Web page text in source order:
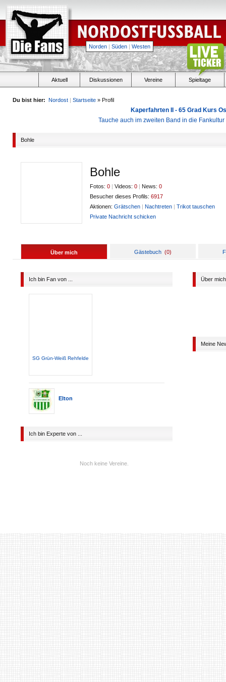
Norden | Süden | Westen
Aktuell Diskussionen Vereine Spieltage
Du bist hier: Nordost | Startseite » Profil
Kaperfahrten II - 65 Grad Kurs
Tauche auch im zweiten Band in die
Bohle
Bohle
Fotos: 0 | Videos: 0 | News: 0
Besucher dieses Profils: 6917
Aktionen: Grätschen | Nachtreten | Trikot tauschen
Private Nachricht schicken
Über mich Gästebuch (0)
Ich bin Fan von ...
SG Grün-Weiß Rehfelde
Elton
Ich bin Experte von ...
Noch keine Vereine.
Über mich
Meine